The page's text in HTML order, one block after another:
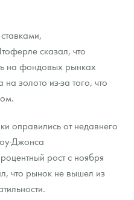
сказал, что
на фондовых рынках
золото из-за того, что
оправились от недавнего
Джонса
рост с ноября
что рынок не вышел из